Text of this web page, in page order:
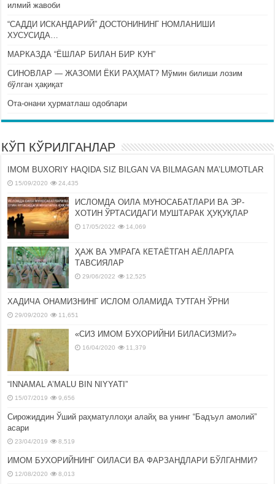
илмий жавоби
“САДДИ ИСКАНДАРИЙ” ДОСТОНИНИНГ НОМЛАНИШИ
ХУСУСИДА…
МАРКАЗДА “ЁШЛАР БИЛАН БИР КУН”
СИНОВЛАР — ЖАЗОМИ ЁКИ РАҲМАТ? Мўмин билиши лозим
бўлган ҳақиқат
Ота-онани ҳурматлаш одоблари
КЎП КЎРИЛГАНЛАР
IMOM BUXORIY HAQIDA SIZ BILGAN VA BILMAGAN MA’LUMOTLAR
15/09/2020 24,435
ИСЛОМДА ОИЛА МУНОСАБАТЛАРИ ВА ЭР-
ХОТИН ЎРТАСИДАГИ МУШТАРАК ҲУҚУҚЛАР
17/05/2022 14,069
ҲАЖ ВА УМРАГА КЕТАЁТГАН АЁЛЛАРГА
ТАВСИЯЛАР
29/06/2022 12,525
ХАДИЧА ОНАМИЗНИНГ ИСЛОМ ОЛАМИДА ТУТГАН ЎРНИ
29/09/2020 11,651
«СИЗ ИМОМ БУХОРИЙНИ БИЛАСИЗМИ?»
16/04/2020 11,379
“INNAMAL A’MALU BIN NIYYATI”
15/07/2019 9,656
Сирожиддин Ўший раҳматуллоҳи алайҳ ва унинг “Бадъул амолий”
асари
23/04/2019 8,519
ИМОМ БУХОРИЙНИНГ ОИЛАСИ ВА ФАРЗАНДЛАРИ БЎЛГАНМИ?
12/08/2020 8,013